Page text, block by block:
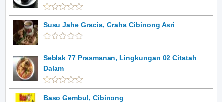
Susu Jahe Gracia, Graha Cibinong Asri
Seblak 77 Prasmanan, Lingkungan 02 Citatah
Dalam
Baso Gembul, Cibinong